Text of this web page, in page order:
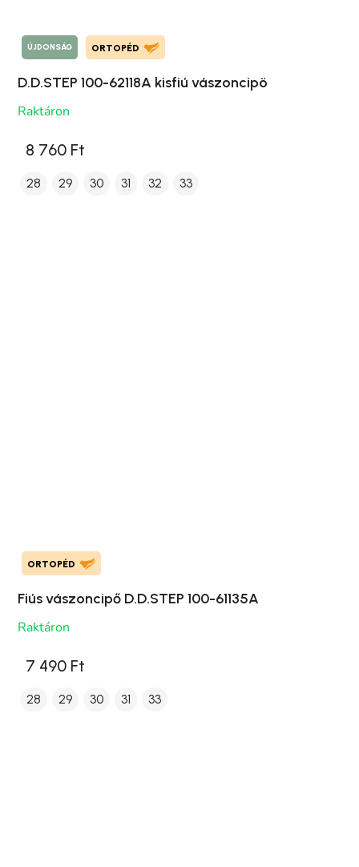
ÚJDONSÁG ORTOPÉD
D.D.STEP 100-62118A kisfiú vászoncipö
Raktáron
8 760 Ft
28 29 30 31 32 33
ORTOPÉD
Fiús vászoncipő D.D.STEP 100-61135A
Raktáron
7 490 Ft
28 29 30 31 33